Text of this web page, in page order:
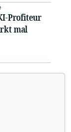
Profiteur
mal